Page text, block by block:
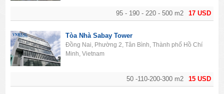
17 USD
95 - 190 - 220 - 500 m2
15 USD
50 -110-200-300 m2
Tòa Nhà Sabay Tower
Đồng Nai, Phường 2, Tân Bình, Thành phố Hồ Chí
Minh, Vietnam